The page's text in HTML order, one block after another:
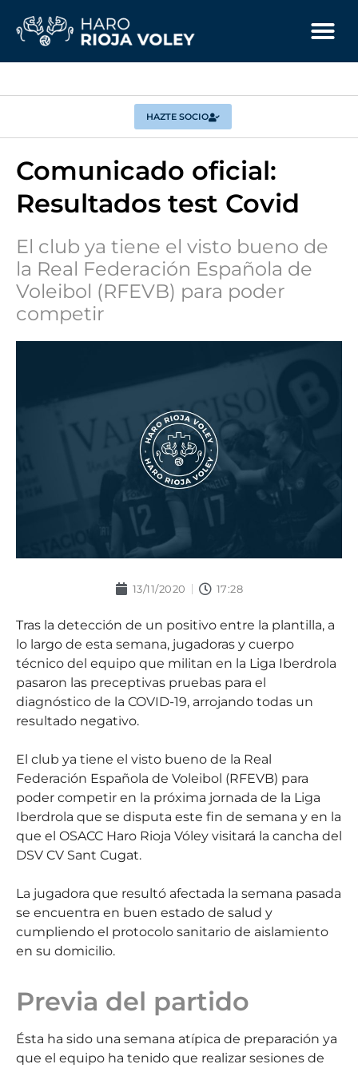
HAZTE SOCIO
Comunicado oficial:
Resultados test Covid
El club ya tiene el visto bueno de
la Real Federación Española de
Voleibol (RFEVB) para poder
competir
13/11/2020 17:28
Tras la detección de un positivo entre la plantilla, a
lo largo de esta semana, jugadoras y cuerpo
técnico del equipo que militan en la Liga Iberdrola
pasaron las preceptivas pruebas para el
diagnóstico de la COVID-19, arrojando todas un
resultado negativo.
El club ya tiene el visto bueno de la Real
Federación Española de Voleibol (RFEVB) para
poder competir en la próxima jornada de la Liga
Iberdrola que se disputa este fin de semana y en la
que el OSACC Haro Rioja Vóley visitará la cancha del
DSV CV Sant Cugat.
La jugadora que resultó afectada la semana pasada
se encuentra en buen estado de salud y
cumpliendo el protocolo sanitario de aislamiento
en su domicilio.
Previa del partido
Ésta ha sido una semana atípica de preparación ya
que el equipo ha tenido que realizar sesiones de